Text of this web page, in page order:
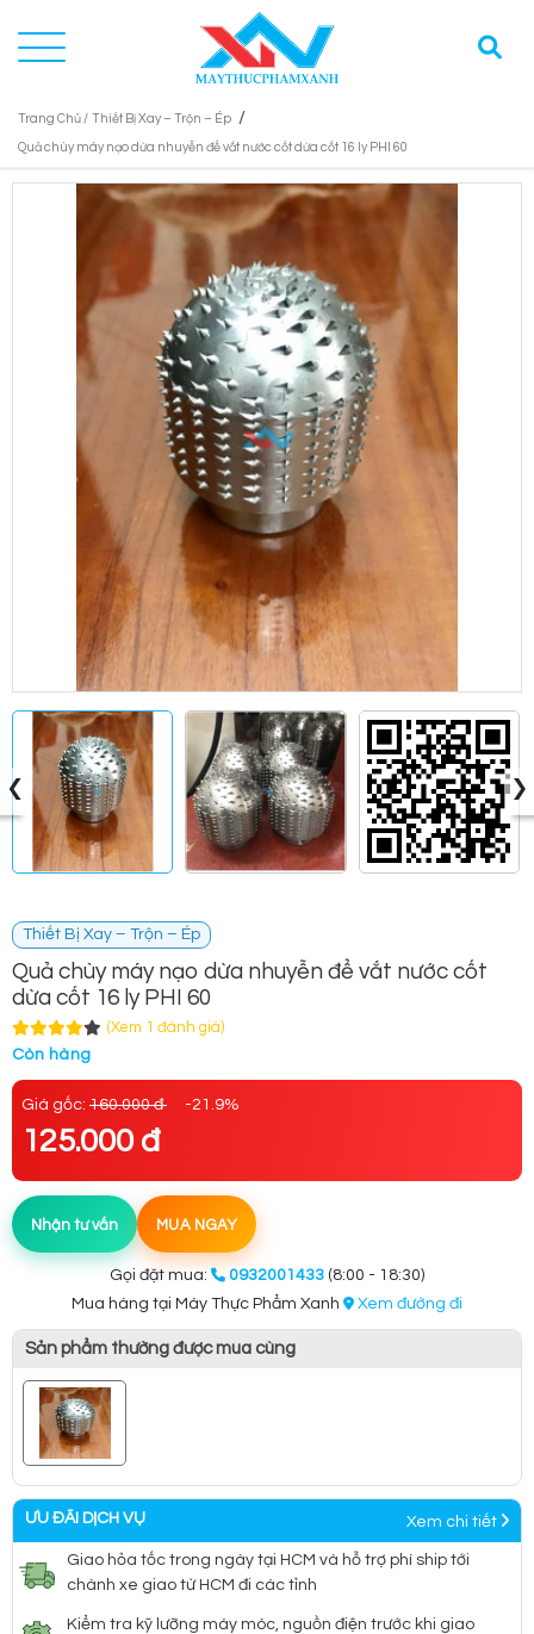
Trang Chủ / Thiết Bị Xay – Trộn – Ép /
Quả chùy máy nạo dừa nhuyễn để vắt nước cốt dừa cốt 16 ly PHI 60
‹ ›
Thiết Bị Xay – Trộn – Ép
Quả chùy máy nạo dừa nhuyễn để vắt nước cốt
dừa cốt 16 ly PHI 60
(Xem 1 đánh giá)
Còn hàng
Giá gốc: 160.000 đ -21.9%
125.000 đ
Nhận tư vấn MUA NGAY
Gọi đặt mua: 0932001433 (8:00 - 18:30)
Mua hàng tại Máy Thực Phẩm Xanh
Xem đường đi
Sản phẩm thường được mua cùng
ƯU ĐÃI DỊCH VỤ Xem chi tiết
Giao hỏa tốc trong ngày tại HCM và hỗ trợ phí ship tới
chành xe giao từ HCM đi các tỉnh
Kiểm tra kỹ lưỡng máy móc, nguồn điện trước khi giao